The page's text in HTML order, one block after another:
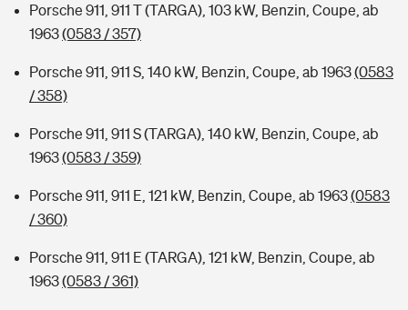
Porsche 911, 911 T (TARGA), 103 kW, Benzin, Coupe, ab
1963(0583 / 357)
Porsche 911, 911 S, 140 kW, Benzin, Coupe, ab 1963(0583
/ 358)
Porsche 911, 911 S (TARGA), 140 kW, Benzin, Coupe, ab
1963(0583 / 359)
Porsche 911, 911 E, 121 kW, Benzin, Coupe, ab 1963(0583
/ 360)
Porsche 911, 911 E (TARGA), 121 kW, Benzin, Coupe, ab
1963(0583 / 361)